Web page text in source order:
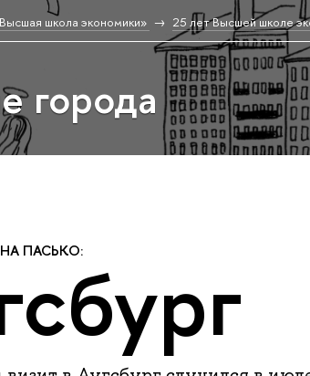
школа экономики» 25 лет Высшей школе
города
ПАСЬКО: